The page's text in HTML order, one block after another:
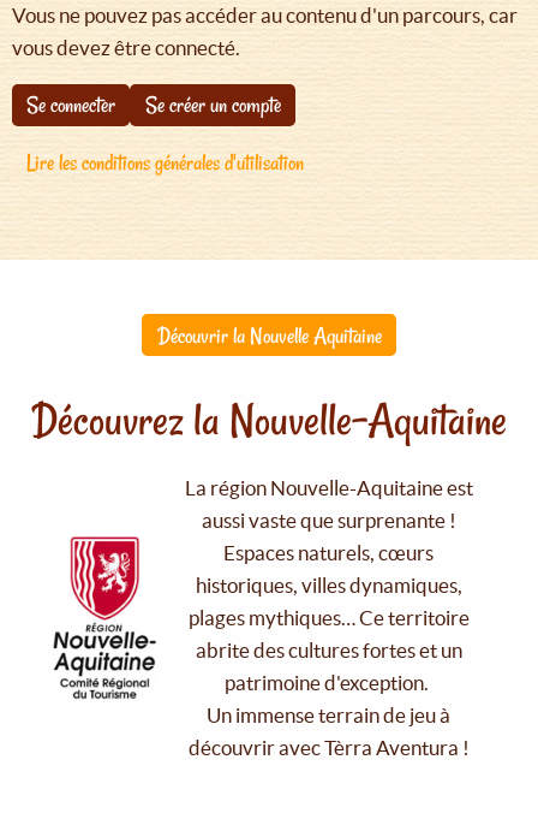
Vous ne pouvez pas accéder au contenu d'un parcours, car
vous devez être connecté.
Se connecter
Se créer un compte
Lire les conditions générales d'utilisation
Découvrir la Nouvelle Aquitaine
Découvrez la Nouvelle-Aquitaine
La région Nouvelle-Aquitaine est
aussi vaste que surprenante !
Espaces naturels, cœurs
historiques, villes dynamiques,
plages mythiques… Ce territoire
abrite des cultures fortes et un
patrimoine d'exception.
Un immense terrain de jeu à
découvrir avec Tèrra Aventura !